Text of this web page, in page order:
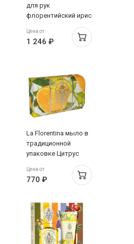
для рук
флорентийский ирис
Цена от
1 246 ₽
La Florentina мыло в
традиционной
упаковке Цитрус
Цена от
770 ₽